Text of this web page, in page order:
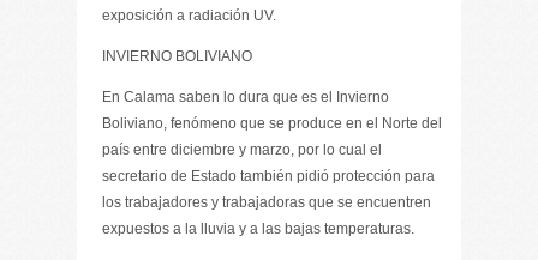
exposición a radiación UV.
INVIERNO BOLIVIANO
En Calama saben lo dura que es el Invierno
Boliviano, fenómeno que se produce en el Norte del
país entre diciembre y marzo, por lo cual el
secretario de Estado también pidió protección para
los trabajadores y trabajadoras que se encuentren
expuestos a la lluvia y a las bajas temperaturas.